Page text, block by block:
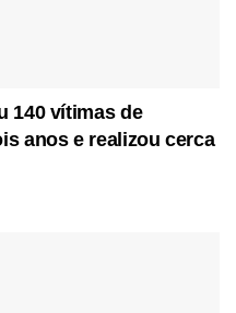
140 vítimas de
anos e realizou cerca